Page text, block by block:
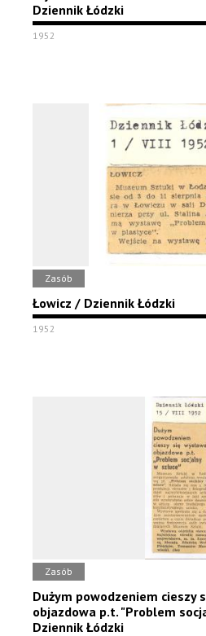
Dziennik Łódzki
1952
Zasób
Łowicz / Dziennik Łódzki
1952
Zasób
Dużym powodzeniem cieszy
objazdowa p.t. "Problem
Dziennik Łódzki